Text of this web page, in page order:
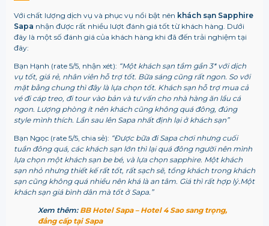
Với chất lượng dịch vụ và phục vụ nổi bật nên khách sạn Sapphire
Sapa nhận được rất nhiều lượt đánh giá tốt từ khách hàng. Dưới
đây là một số đánh giá của khách hàng khi đã đến trải nghiệm tại
đây:
Bạn Hạnh (rate 5/5, nhận xét): “Một khách sạn tầm gần 3* với dịch
vụ tốt, giá rẻ, nhân viên hỗ trợ tốt. Bữa sáng cũng rất ngon. So với
mặt bằng chung thì đây là lựa chọn tốt. Khách sạn hỗ trợ mua cả
vé đi cáp treo, đi tour vào bản và tư vấn cho nhà hàng ăn lẩu cá
ngon. Lượng phòng ít nên khách cũng không quá đông, đúng
style mình thích. Lần sau lên Sapa nhất định lại ở khách sạn”
Bạn Ngọc (rate 5/5, chia sẻ): “Được bữa đi Sapa chơi nhưng cuối
tuần đông quá, các khách sạn lớn thì lại quá đông người nên mình
lựa chọn một khách sạn be bé, và lựa chọn sapphire. Một khách
sạn nhỏ nhưng thiết kế rất tốt, rất sạch sẽ, tổng khách trong khách
sạn cũng không quá nhiều nên khá là an tâm. Giá thì rất hợp lý.Một
khách sạn giá bình dân mà tốt ở Sapa.”
Xem thêm: BB Hotel Sapa – Hotel 4 Sao sang trọng,
đẳng cấp tại Sapa